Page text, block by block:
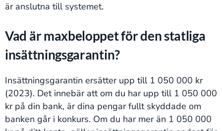
är anslutna till systemet.
Vad är maxbeloppet för den statliga
insättningsgarantin?
Insättningsgarantin ersätter upp till 1 050 000 kr
(2023). Det innebär att om du har upp till 1 050 000
kr på din bank, är dina pengar fullt skyddade om
banken går i konkurs. Om du har mer än 1 050 000